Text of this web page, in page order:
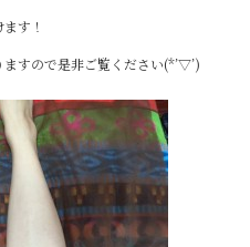
す！
すので是非ご覧ください(*’▽’)